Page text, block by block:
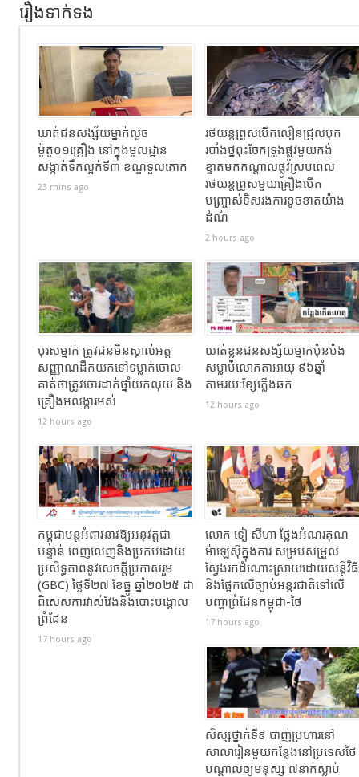
រឿងទាក់ទង
ឃាត់ជនសង្ស័យម្នាក់លួច
ម៉ូតូ០១គ្រឿង នៅក្នុងមូលដ្ឋាន
សង្កាត់ទឹកល្អក់ទី៣ ខណ្ឌទួលគោក
23 mins ago
រថយន្តព្រូសបើកលឿនជ្រុលបុក
របាំងថ្នពុះចែកទ្រូងផ្លូវមួយកង់
ខ្ទាតមកកណ្តាលផ្លូវស្របពេល
រថយន្តព្រូសមួយគ្រឿងបើក
បញ្ច្រាស់ទិសរងការខូចខាតយ៉ាង
ដំណំ
2 hours ago
បុរសម្នាក់ ត្រូវជនមិនស្គាល់អត្ត
សញ្ញាណដឹកយកទៅទម្លាក់ចោល
គាត់ថាត្រូវចោរដាក់ថ្នាំយកលុយ និង
គ្រឿងអលង្ការអស់
12 hours ago
ឃាត់ខ្លួនជនសង្ស័យម្នាក់ប៉ុនប៉ង
សម្លាប់លោកតាអាយុ ៩៦ឆ្នាំ
តាមរយៈខ្សែភ្លើងឆក់
12 hours ago
កម្ពុជាបន្តអំពាវនាវឱ្យអនុវត្តជា
បន្ទាន់ ពេញលេញនិងប្រកបដោយ
ប្រសិទ្ធភាពនូវសេចក្តីប្រកាសរួម
(GBC) ថ្ងៃទី២៧ ខែធ្នូ ឆ្នាំ២០២៥ ជា
ពិសេសការវាស់វែងនិងបោះបង្គោល
ព្រំដែន
17 hours ago
លោក ទៀ សីហា ថ្លែងអំណរគុណ
ម៉ាឡេស៊ីក្នុងការ សម្របសម្រួល
ស្វែងរកដំណោះស្រាយដោយសន្តិវិធី
និងផ្អែកលើច្បាប់អន្តរជាតិទៅលើ
បញ្ហាព្រំដែនកម្ពុជា-ថៃ
17 hours ago
សិស្សថ្នាក់ទី៩ បាញ់ប្រហារនៅ
សាលារៀនមួយកន្លែងនៅប្រទេសថៃ
បណ្តាលឲ្យមនុស្ស ៧នាក់ស្លាប់